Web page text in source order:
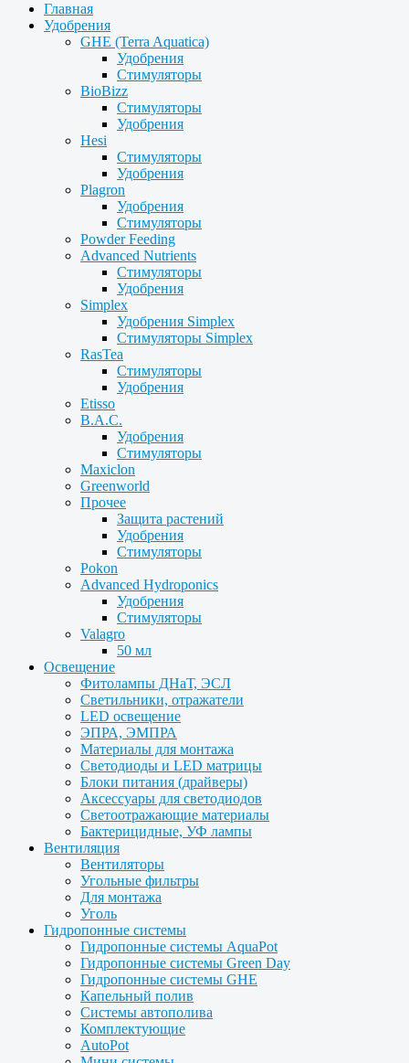
Главная
Удобрения
GHE (Terra Aquatica)
Удобрения
Стимуляторы
BioBizz
Стимуляторы
Удобрения
Hesi
Стимуляторы
Удобрения
Plagron
Удобрения
Стимуляторы
Powder Feeding
Advanced Nutrients
Стимуляторы
Удобрения
Simplex
Удобрения Simplex
Стимуляторы Simplex
RasTea
Стимуляторы
Удобрения
Etisso
B.A.C.
Удобрения
Стимуляторы
Maxiclon
Greenworld
Прочее
Защита растений
Удобрения
Стимуляторы
Pokon
Advanced Hydroponics
Удобрения
Стимуляторы
Valagro
50 мл
Освещение
Фитолампы ДНаТ, ЭСЛ
Светильники, отражатели
LED освещение
ЭПРА, ЭМПРА
Материалы для монтажа
Светодиоды и LED матрицы
Блоки питания (драйверы)
Аксессуары для светодиодов
Светоотражающие материалы
Бактерицидные, УФ лампы
Вентиляция
Вентиляторы
Угольные фильтры
Для монтажа
Уголь
Гидропонные системы
Гидропонные системы AquaPot
Гидропонные системы Green Day
Гидропонные системы GHE
Капельный полив
Системы автополива
Комплектующие
AutoPot